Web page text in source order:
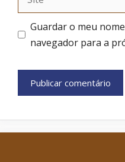
Guardar o meu
navegador para a